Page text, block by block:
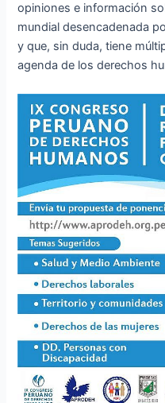
opiniones e información
mundial desencadenada
y que, sin duda, tiene
agenda de los derechos